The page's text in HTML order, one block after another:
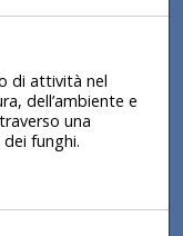
di attività nel
dell’ambiente e
una
funghi.